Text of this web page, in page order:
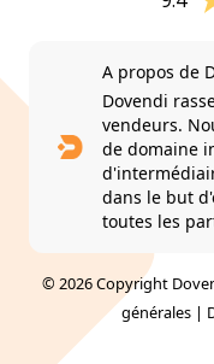
A propos de
Dovendi
vendeurs.
de domaine
dans le but
toutes les
© 2026 Copyright
générales |